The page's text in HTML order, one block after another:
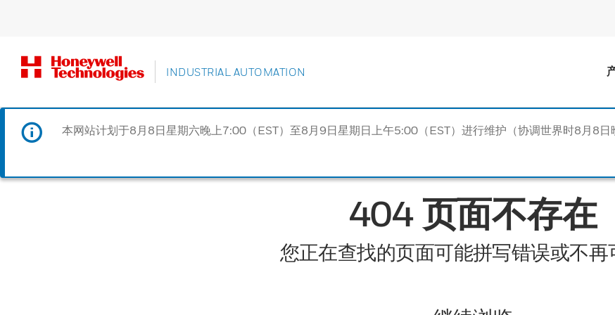
INDUSTRIAL AUTOMATION
本网站计划于8月8日星期六晚上7:00（EST）至8月9日星期日上午5:00（EST）进行维护（协调世界时8月8
404 页面不存在
您正在查找的页面可能拼写错误或不再